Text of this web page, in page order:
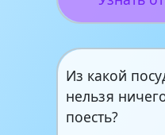
Из какой
нельзя
поесть?